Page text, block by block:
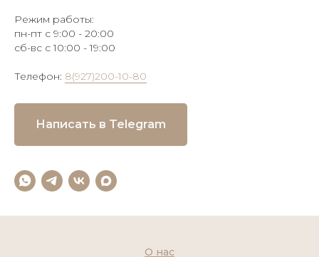
Режим работы:
пн-пт с 9:00 - 20:00
сб-вс с 10:00 - 19:00
Телефон: 8(927)200-10-80
Написать в Telegram
О нас